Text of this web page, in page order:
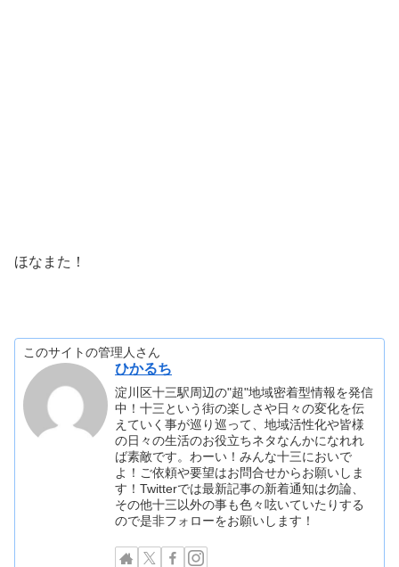
ほなまた！
このサイトの管理人さん
ひかるち
淀川区十三駅周辺の"超"地域密着型情報を発信
中！十三という街の楽しさや日々の変化を伝
えていく事が巡り巡って、地域活性化や皆様
の日々の生活のお役立ちネタなんかになれれ
ば素敵です。わーい！みんな十三においで
よ！ご依頼や要望はお問合せからお願いしま
す！Twitterでは最新記事の新着通知は勿論、
その他十三以外の事も色々呟いていたりする
ので是非フォローをお願いします！